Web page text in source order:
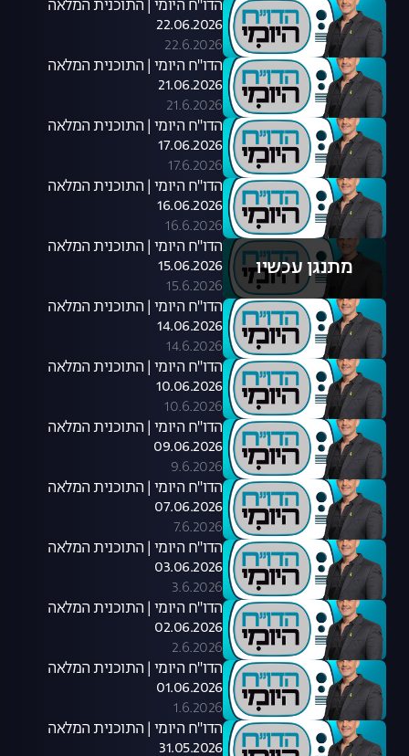
הדו"ח היומי | התוכנית המלאה
22.06.2026
22.6.2026
הדו"ח היומי | התוכנית המלאה
21.06.2026
21.6.2026
הדו"ח היומי | התוכנית המלאה
17.06.2026
17.6.2026
הדו"ח היומי | התוכנית המלאה
16.06.2026
16.6.2026
מתנגן עכשיו
הדו"ח היומי | התוכנית המלאה
15.06.2026
15.6.2026
הדו"ח היומי | התוכנית המלאה
14.06.2026
14.6.2026
הדו"ח היומי | התוכנית המלאה
10.06.2026
10.6.2026
הדו"ח היומי | התוכנית המלאה
09.06.2026
9.6.2026
הדו"ח היומי | התוכנית המלאה
07.06.2026
7.6.2026
הדו"ח היומי | התוכנית המלאה
03.06.2026
3.6.2026
הדו"ח היומי | התוכנית המלאה
02.06.2026
2.6.2026
הדו"ח היומי | התוכנית המלאה
01.06.2026
1.6.2026
הדו"ח היומי | התוכנית המלאה
31.05.2026